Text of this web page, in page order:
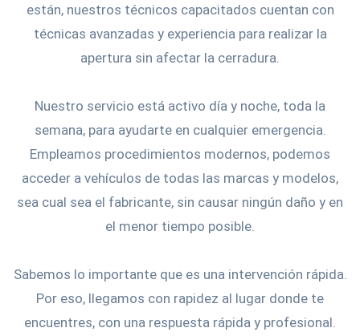
están, nuestros técnicos capacitados cuentan con
técnicas avanzadas y experiencia para realizar la
apertura sin afectar la cerradura.
Nuestro servicio está activo día y noche, toda la
semana, para ayudarte en cualquier emergencia.
Empleamos procedimientos modernos, podemos
acceder a vehículos de todas las marcas y modelos,
sea cual sea el fabricante, sin causar ningún daño y en
el menor tiempo posible.
Sabemos lo importante que es una intervención rápida.
Por eso, llegamos con rapidez al lugar donde te
encuentres, con una respuesta rápida y profesional.